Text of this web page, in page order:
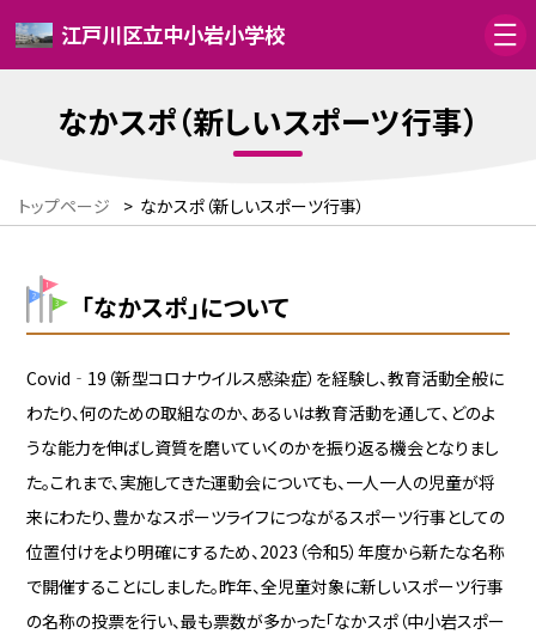
江戸川区立中小岩小学校
なかスポ（新しいスポーツ行事）
トップページ > なかスポ（新しいスポーツ行事）
「なかスポ」について
Covid‐19（新型コロナウイルス感染症）を経験し、教育活動全般に
わたり、何のための取組なのか、あるいは教育活動を通して、どのよ
うな能力を伸ばし資質を磨いていくのかを振り返る機会となりまし
た。これまで、実施してきた運動会についても、一人一人の児童が将
来にわたり、豊かなスポーツライフにつながるスポーツ行事としての
位置付けをより明確にするため、2023（令和5）年度から新たな名称
で開催することにしました。昨年、全児童対象に新しいスポーツ行事
の名称の投票を行い、最も票数が多かった「なかスポ（中小岩スポー